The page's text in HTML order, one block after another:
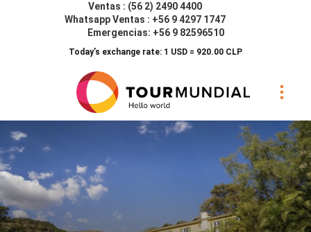
Ventas : (56 2) 2490 4400
Whatsapp Ventas : +56 9 4297 1747
Emergencias: +56 9 82596510
Today’s exchange rate: 1 USD = 920.00 CLP